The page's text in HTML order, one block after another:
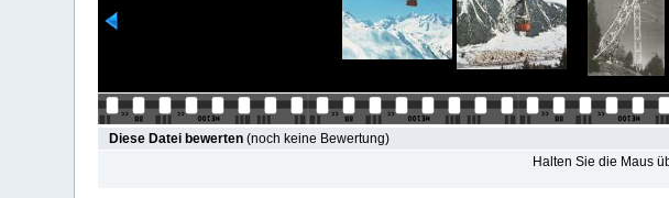
Diese Datei bewerten(noch keine Bewertung)
Halten Sie die Maus